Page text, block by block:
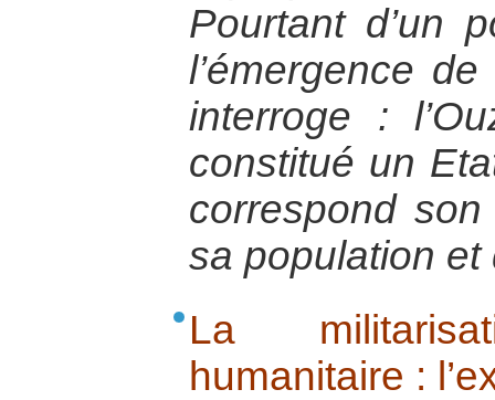
Pourtant d’un
l’émergence
interroge :
constitué un
correspond
sa population
La
humanitaire :